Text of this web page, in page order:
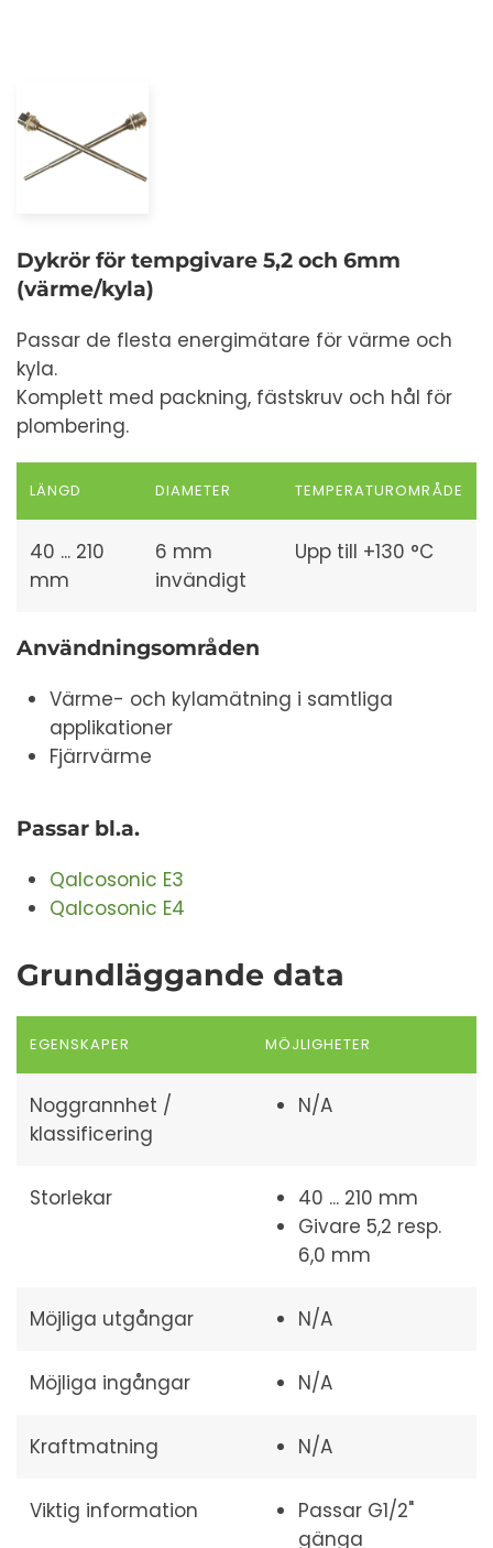
Dykrör för tempgivare 5,2 och 6mm
(värme/kyla)
Passar de flesta energimätare för värme och
kyla.
Komplett med packning, fästskruv och hål för
plombering.
LÄNGD DIAMETER TEMPERATUROMRÅDE
40 ... 210
mm
6 mm
invändigt
Upp till +130 °C
Användningsområden
Värme- och kylamätning i samtliga
applikationer
Fjärrvärme
Passar bl.a.
Qalcosonic E3
Qalcosonic E4
Grundläggande data
EGENSKAPER MÖJLIGHETER
Noggrannhet /
klassificering
N/A
Storlekar
40 ... 210 mm
Givare 5,2 resp.
6,0 mm
Möjliga utgångar N/A
Möjliga ingångar N/A
Kraftmatning N/A
Viktig information
Passar G1/2"
gänga